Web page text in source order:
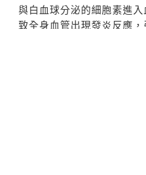
與白血球分泌的細胞素進
致全身血管出現發炎反應